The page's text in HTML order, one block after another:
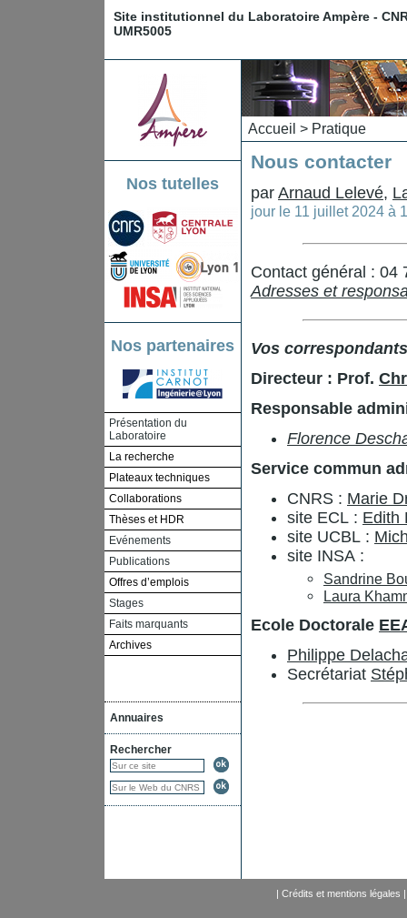
Site institutionnel du Laboratoire Ampère -
UMR5005
Nos tutelles
Nos partenaires
Présentation du
Laboratoire
La recherche
Plateaux techniques
Collaborations
Thèses et HDR
Evénements
Publications
Offres d’emplois
Stages
Faits marquants
Archives
Annuaires
Rechercher
Accueil > Pratique
Nous contacter
par Arnaud Lelevé,
jour le 11 juillet 2024 à
Contact général : 04
Adresses et
Vos
Directeur : Prof.
Responsable
Florence
Service commun
CNRS : Marie
site ECL : Edith
site UCBL :
site INSA :
Sandrine
Laura
Ecole Doctorale
Philippe
Secrétariat
| Crédits et mentions légales